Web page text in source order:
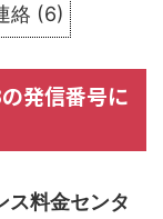
絡 (6)
発信番号に
ス料金センタ